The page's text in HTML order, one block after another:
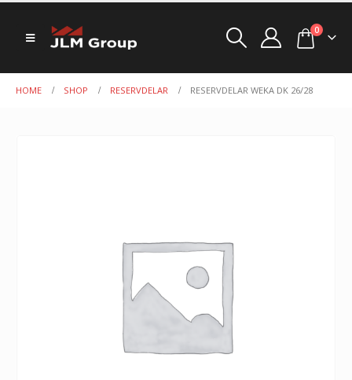
0
HOME SHOP RESERVDELAR RESERVDELAR WEKA DK 26/28